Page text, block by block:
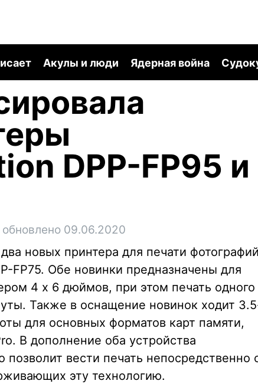
Акулы и люди Ядерная война
DPP-FP95 и
обновлено 09.06.2020
новых принтера для печати фотографий
FP75. Обе новинки предназначены для
4 x 6 дюймов, при этом печать одного
Также в оснащение новинок ходит
для основных форматов карт памяти,
В дополнение оба устройства
вести печать непосредственно
эту технологию.